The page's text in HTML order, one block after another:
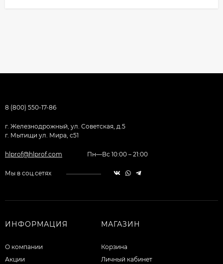
8 (800) 550-17-86
г. Железнодрожный, ул. Советская, д.5
г. Мытищи ул. Мира, с51
hlprof@hlprof.com Пн—Вс 10:00 – 21:00
Мы в соц.сетях
ИНФОРМАЦИЯ
О компании
Акции
МАГАЗИН
Корзина
Личный кабинет